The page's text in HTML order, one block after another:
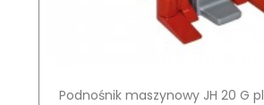
Podnośnik maszynowy JH 20 G